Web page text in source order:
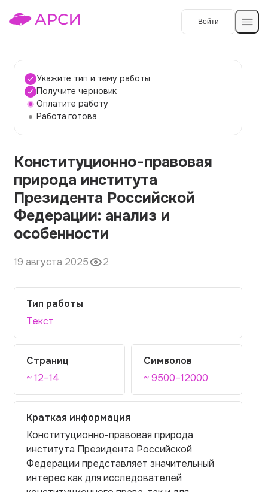
Войти
Темы работ
О сервисе
О компании
Наши гарантии
Порядок оплаты
Вопросы и ответы
Отзывы
Контакты
Укажите тип и тему работы
Получите черновик
Оплатите работу
Работа готова
Конституционно-правовая
природа института
Президента Российской
Федерации: анализ и
особенности
19 августа 2025 2
Тип работы
Текст
Страниц
~ 12–14
Символов
~ 9500–12000
Краткая информация
Конституционно-правовая природа
института Президента Российской
Федерации представляет значительный
интерес как для исследователей